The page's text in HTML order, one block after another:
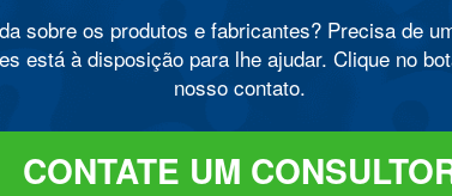
sobre os produtos e fabricantes? Precisa de
está à disposição para lhe ajudar. Clique no
nosso contato.
CONTATE UM